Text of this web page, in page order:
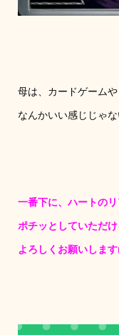
母は、カードゲーム
なんかいい感じじゃ
一番下に、ハートの
ポチッとしていただ
よろしくお願いしま